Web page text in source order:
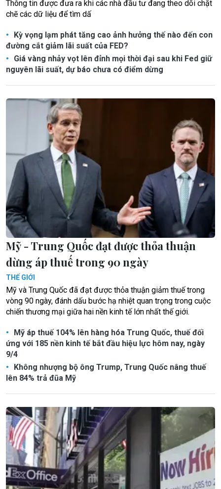
Thông tin được đưa ra khi các nhà đầu tư đang theo dõi chặt
chẽ các dữ liệu để tìm dấ
Kỳ vọng lạm phát tăng cao ảnh hưởng thế nào đến con
đường cắt giảm lãi suất của FED?
Giá vàng nhảy vọt lên đỉnh mọi thời đại sau khi Fed giữ
nguyên lãi suất, dự báo chưa có điểm dừng
Mỹ - Trung Quốc đạt được thỏa thuận
dừng áp thuế trong 90 ngày
THẾ GIỚI
Mỹ và Trung Quốc đã đạt được thỏa thuận giảm thuế trong
vòng 90 ngày, đánh dấu bước hạ nhiệt quan trọng trong cuộc
chiến thương mại giữa hai nền kinh tế lớn nhất thế giới.
Mỹ áp thuế 104% lên hàng hóa Trung Quốc, thuế đối
ứng với 185 nền kinh tế bắt đầu hiệu lực hôm nay, ngày
9/4
Không nhượng bộ ông Trump, Trung Quốc nâng thuế
lên 84% trả đũa Mỹ